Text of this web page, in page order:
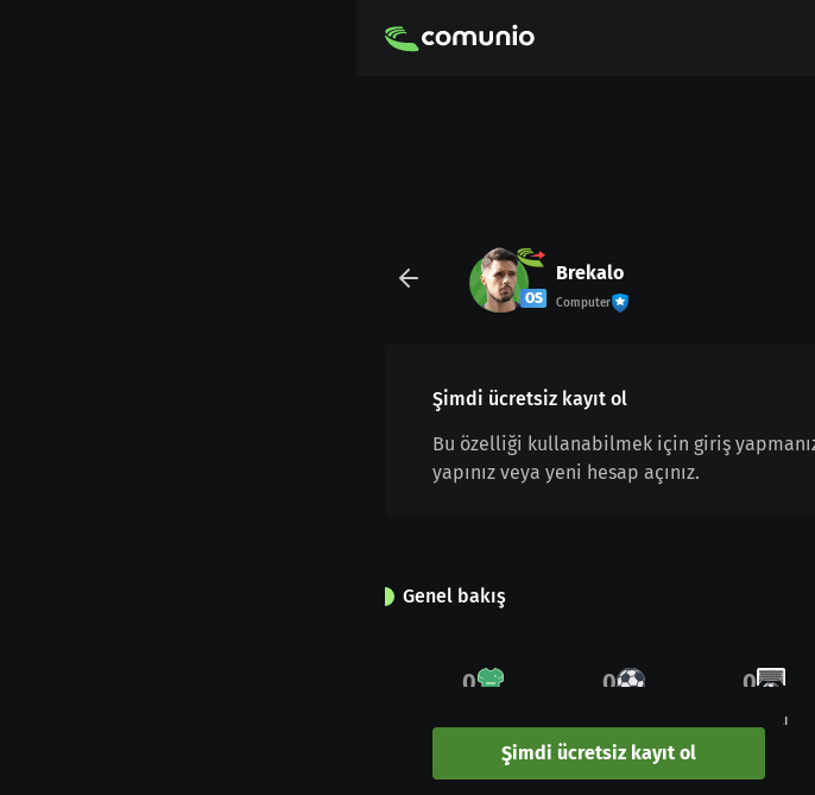
OS
Brekalo
Computer
Şimdi ücretsiz kayıt ol
Bu özelliği kullanabilmek için giriş
yapınız veya yeni hesap açınız.
Genel bakış
0 0 0
Penaltı
0 0 0
Şimdi ücretsiz kayıt ol